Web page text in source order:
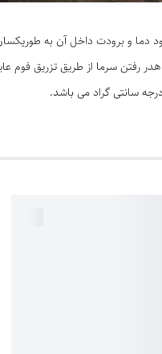
دما و برودت داخل آن به
رفتن سرما از طریق تزریق فوم
سانتی گراد می باشد.